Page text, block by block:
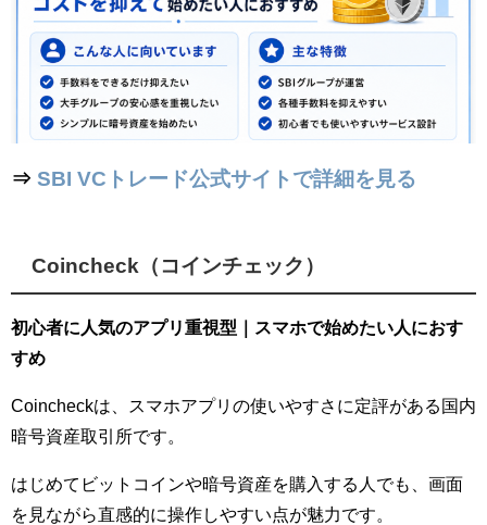
⇒ SBI VCトレード公式サイトで詳細を見る
Coincheck（コインチェック）
初心者に人気のアプリ重視型｜スマホで始めたい人におす
すめ
Coincheckは、スマホアプリの使いやすさに定評がある国内
暗号資産取引所です。
はじめてビットコインや暗号資産を購入する人でも、画面
を見ながら直感的に操作しやすい点が魅力です。